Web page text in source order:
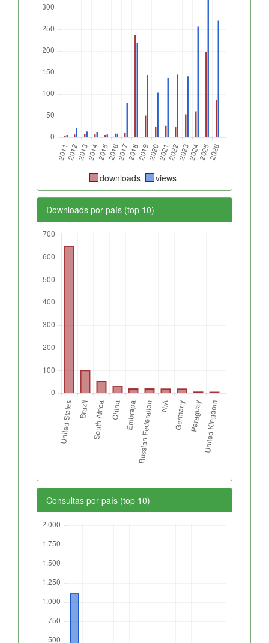
downloads views
Downloads por país (top 10)
Consultas por país (top 10)